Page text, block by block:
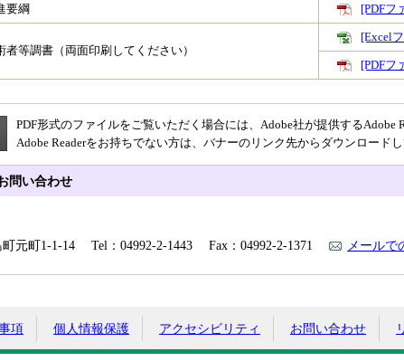
要綱 [PDFフ
等調書（両面印刷してください）
[Excel
[PDFフ
PDF形式のファイルをご覧いただく場合には、Adobe社が提供するAdobe
Adobe Readerをお持ちでない方は、バナーのリンク先からダウンロード
問い合わせ
町元町1-1-14 Tel：04992-2-1443 Fax：04992-2-1371
メールで
項 個人情報保護 アクセシビリティ お問い合わせ